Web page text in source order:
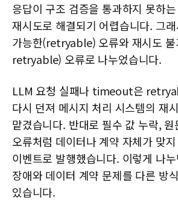
응답이 구조 검증을 통과하지 못하
재시도로 해결되기 어렵습니다. 그
가능한(retryable) 오류와 재시도
retryable) 오류로 나누었습니다.
LLM 요청 실패나 timeout은
다시 던져 메시지 처리 시스템의 재
맡겼습니다. 반대로 필수 값 누락,
오류처럼 데이터나 계약 자체가 맞
이벤트로 발행했습니다. 이렇게 나
장애와 데이터 계약 문제를 다른 방
있습니다.